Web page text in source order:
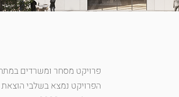
פרויקט מסחר ומשרדים
הפרויקט נמצא בשלבי הוצאת